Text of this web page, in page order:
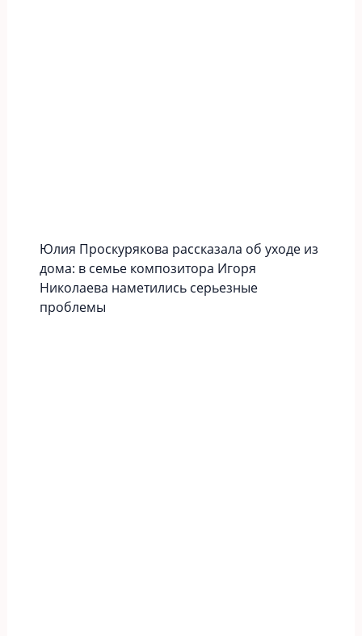
Юлия Проскурякова рассказала об уходе из
дома: в семье композитора Игоря
Николаева наметились серьезные
проблемы